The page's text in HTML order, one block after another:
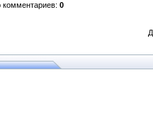
комментариев: 0